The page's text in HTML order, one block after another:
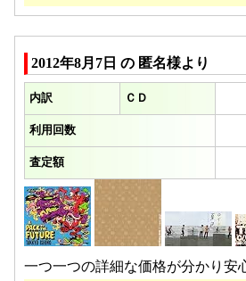
2012年8月7日 の 匿名様より
内訳 ＣＤ
利用回数
査定額
一つ一つの詳細な価格が分かり安